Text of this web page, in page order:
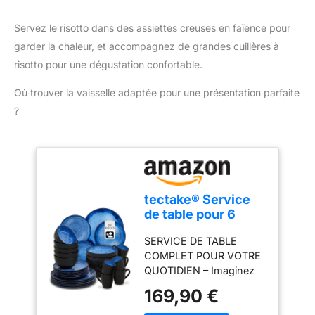
de La puree pomme de
terre Vous Facilitent Au
Cuisine, Adaptée Aux
Pommes de Terre, Mais
Aussi Aux Fruits et
pour écraser des
pommes de terre,
courges, patates
douces, carottes et
bananes etc. ✅【Facile à
Nettoyer et à Ranger】 :
laissez la machine faire
tout le nettoyage pour
vous, ou sous l'eau du
robinet ou à une eau
légèrement chaude. La
Servez le risotto dans des assiettes creuses en faïence pour
garder la chaleur, et accompagnez de grandes cuillères à
risotto pour une dégustation confortable.
Où trouver la vaisselle adaptée pour une présentation parfaite
?
tectake® Service
de table pour 6
Petites et Grandes
Assiettes, Assiette
creuse, Bols,
Tasses, Service
vaisselle en
SERVICE DE TABLE
COMPLET POUR VOTRE
QUOTIDIEN – Imaginez
accueillir famille et invités
169,90 €